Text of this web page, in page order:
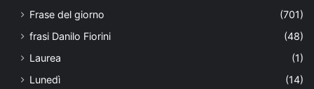
Frase del giorno
(701)
frasi Danilo Fiorini
(48)
Laurea
(1)
Lunedì
(14)